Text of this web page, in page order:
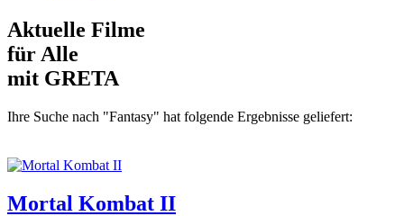
Aktuelle Filme
für Alle
mit GRETA
Ihre Suche nach "Fantasy" hat folgende Ergebnisse geliefert:
Mortal Kombat II